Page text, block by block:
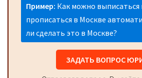
Пример: Как можно выписаться
прописаться в Москве
ли сделать это в Москве?
ЗАДАТЬ ВОПРОС